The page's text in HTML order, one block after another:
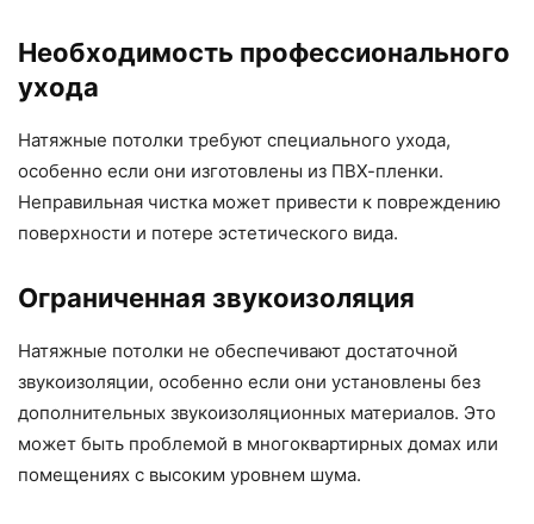
Необходимость профессионального
ухода
Натяжные потолки требуют специального ухода,
особенно если они изготовлены из ПВХ-пленки.
Неправильная чистка может привести к повреждению
поверхности и потере эстетического вида.
Ограниченная звукоизоляция
Натяжные потолки не обеспечивают достаточной
звукоизоляции, особенно если они установлены без
дополнительных звукоизоляционных материалов. Это
может быть проблемой в многоквартирных домах или
помещениях с высоким уровнем шума.